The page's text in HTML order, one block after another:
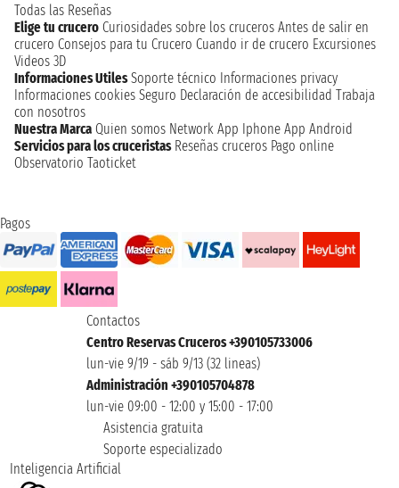
Todas las Reseñas
Elige tu crucero Curiosidades sobre los cruceros Antes de salir en
crucero Consejos para tu Crucero Cuando ir de crucero Excursiones
Videos 3D
Informaciones Utiles Soporte técnico Informaciones privacy
Informaciones cookies Seguro Declaración de accesibilidad Trabaja
con nosotros
Nuestra Marca Quien somos Network App Iphone App Android
Servicios para los cruceristas Reseñas cruceros Pago online
Observatorio Taoticket
Pagos
Contactos
Centro Reservas Cruceros +390105733006
lun-vie 9/19 - sáb 9/13 (32 lineas)
Administración +390105704878
lun-vie 09:00 - 12:00 y 15:00 - 17:00
Asistencia gratuita
Soporte especializado
Inteligencia Artificial